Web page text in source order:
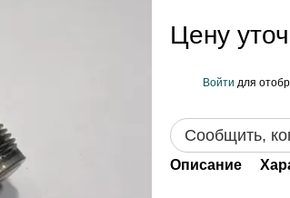
Цену
Войти для
Сообщить,
Описание